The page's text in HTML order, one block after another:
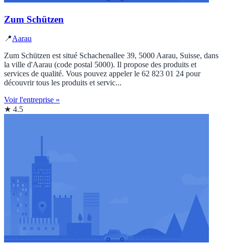
Zum Schützen
📍Aarau
Zum Schützen est situé Schachenallee 39, 5000 Aarau, Suisse, dans
la ville d'Aarau (code postal 5000). Il propose des produits et
services de qualité. Vous pouvez appeler le 62 823 01 24 pour
découvrir tous les produits et servic...
Voir l'entreprise »
★ 4.5